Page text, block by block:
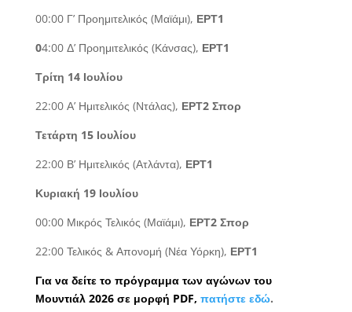
00:00 Γ’ Προημιτελικός (Μαϊάμι), ΕΡΤ1
04:00 Δ’ Προημιτελικός (Κάνσας), ΕΡΤ1
Τρίτη 14 Ιουλίου
22:00 Α’ Ημιτελικός (Ντάλας), ΕΡΤ2 Σπορ
Τετάρτη 15 Ιουλίου
22:00 Β’ Ημιτελικός (Ατλάντα), ΕΡΤ1
Κυριακή 19 Ιουλίου
00:00 Μικρός Τελικός (Μαϊάμι), ΕΡΤ2 Σπορ
22:00 Τελικός & Απονομή (Νέα Υόρκη), ΕΡΤ1
Για να δείτε το πρόγραμμα των αγώνων του
Μουντιάλ 2026 σε μορφή PDF, πατήστε εδώ.